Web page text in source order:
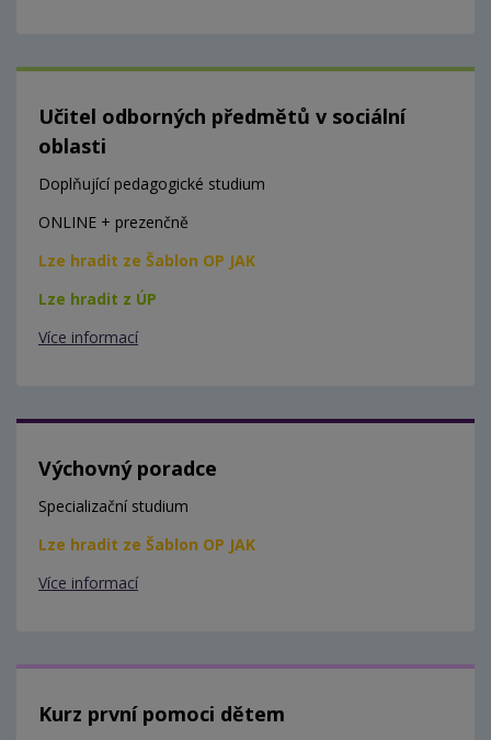
Učitel odborných předmětů v sociální
oblasti
Doplňující pedagogické studium
ONLINE + prezenčně
Lze hradit ze Šablon OP JAK
Lze hradit z ÚP
Více informací
Výchovný poradce
Specializační studium
Lze hradit ze Šablon OP JAK
Více informací
Kurz první pomoci dětem